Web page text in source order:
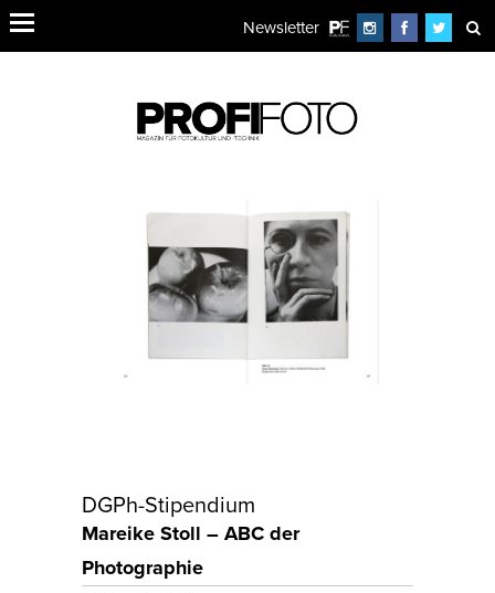
Newsletter
DGPh-Stipendium
Mareike Stoll – ABC der
Photographie